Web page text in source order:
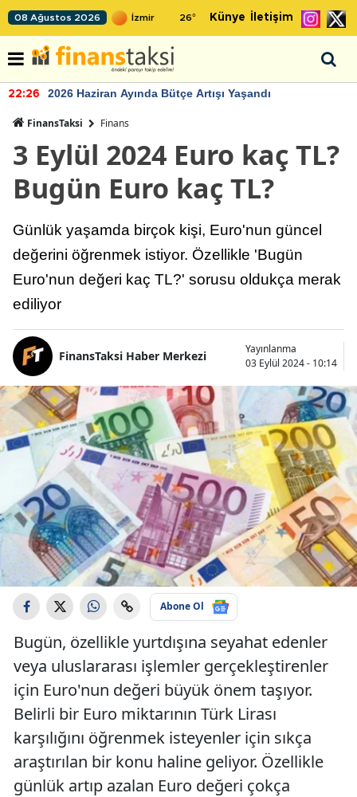
08 Ağustos 2026 26° Künye İletişim
22:26 2026 Haziran Ayında Bütçe Artışı Yaşandı
FinansTaksi Finans
3 Eylül 2024 Euro kaç TL?
Bugün Euro kaç TL?
Günlük yaşamda birçok kişi, Euro'nun güncel
değerini öğrenmek istiyor. Özellikle 'Bugün
Euro'nun değeri kaç TL?' sorusu oldukça merak
ediliyor
FinansTaksi Haber Merkezi
Yayınlanma
03 Eylül 2024 - 10:14
Abone Ol
Bugün, özellikle yurtdışına seyahat edenler
veya uluslararası işlemler gerçekleştirenler
için Euro'nun değeri büyük önem taşıyor.
Belirli bir Euro miktarının Türk Lirası
karşılığını öğrenmek isteyenler için sıkça
araştırılan bir konu haline geliyor. Özellikle
günlük artıp azalan Euro değeri çokça